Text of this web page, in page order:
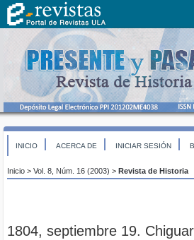
INICIO ACERCA DE INICIAR SESIÓN
Inicio > Vol. 8, Núm. 16 (2003) > Revista de Historia
1804, septiembre 19.